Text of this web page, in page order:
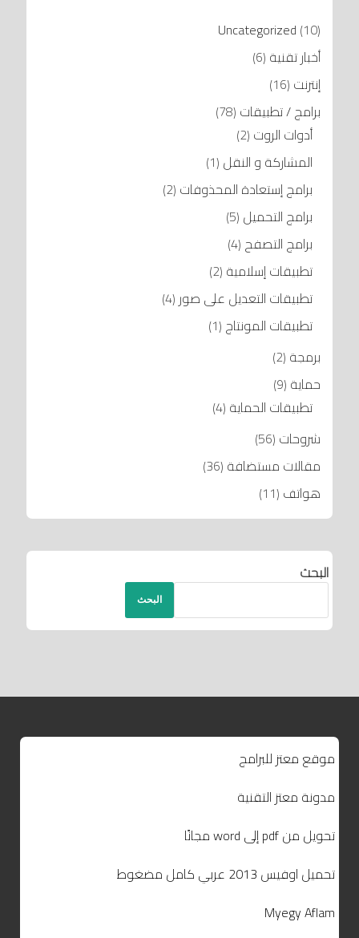
Uncategorized (10)
أخبار تقنية (6)
إنترنت (16)
برامج / تطبيقات (78)
أدوات الروت (2)
المشاركة و النقل (1)
برامج إستعادة المحذوفات (2)
برامج التحميل (5)
برامج التصفح (4)
تطبيقات إسلامية (2)
تطبيقات التعديل على صور (4)
تطبيقات المونتاج (1)
برمجة (2)
حماية (9)
تطبيقات الحماية (4)
شروحات (56)
مقالات مستضافة (36)
هواتف (11)
البحث
البحث
موقع معتز للبرامج
مدونة معتز التقنية
تحويل من pdf إلى word مجانًا
تحميل اوفيس 2013 عربي كامل مضغوط
Myegy Aflam